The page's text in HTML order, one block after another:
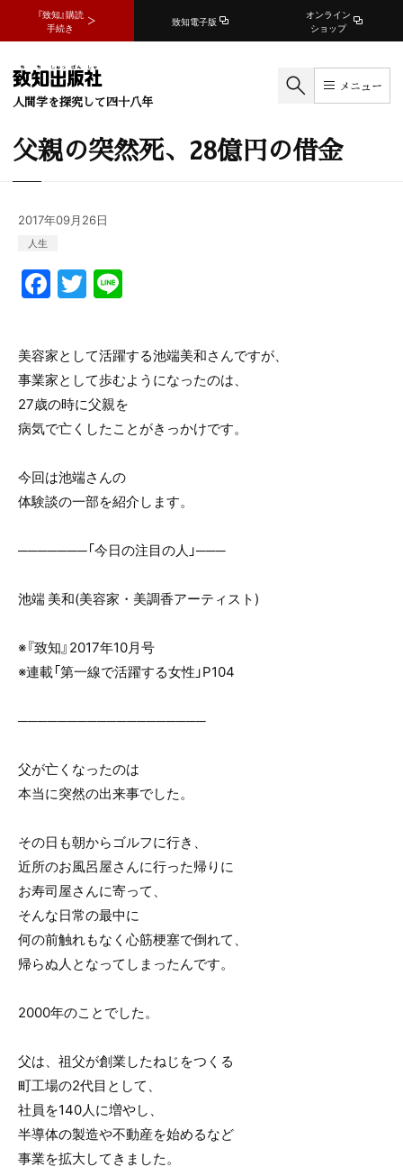
『致知』購読
手続き
致知電子版
オンライン
ショップ
人間学を探究して四十八年
メニュー
父親の突然死、28億円の借金
2017年09月26日
人生
F
a
c
e
b
o
k
T
w
itt
er
e
美容家として活躍する池端美和さんですが、
事業家として歩むようになったのは、
27歳の時に父親を
病気で亡くしたことがきっかけです。
今回は池端さんの
体験談の一部を紹介します。
───────「今日の注目の人」───
池端 美和(美容家・美調香アーティスト)
※『致知』2017年10月号
※連載「第一線で活躍する女性」P104
───────────────────
父が亡くなったのは
本当に突然の出来事でした。
その日も朝からゴルフに行き、
近所のお風呂屋さんに行った帰りに
お寿司屋さんに寄って、
そんな日常の最中に
何の前触れもなく心筋梗塞で倒れて、
帰らぬ人となってしまったんです。
2000年のことでした。
父は、祖父が創業したねじをつくる
町工場の2代目として、
社員を140人に増やし、
半導体の製造や不動産を始めるなど
事業を拡大してきました。